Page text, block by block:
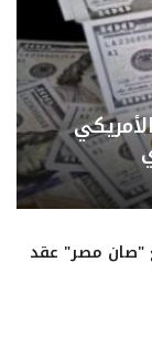
"صان مصر" عقد